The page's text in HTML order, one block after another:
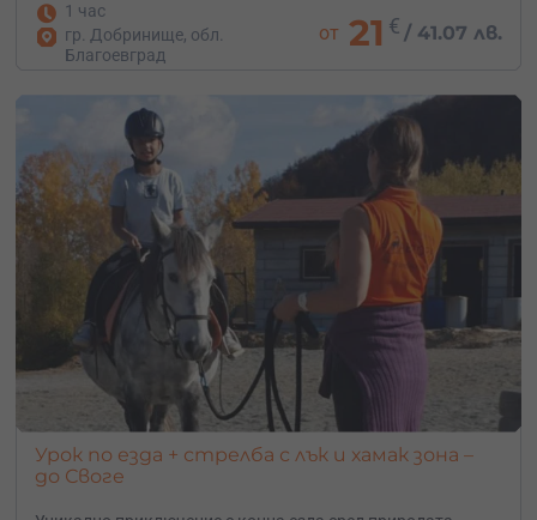
1 час
гр. Добринище, обл.
Благоевград
от 21 € / 41.07 лв.
Урок по езда + стрелба с лък и хамак зона –
до Своге